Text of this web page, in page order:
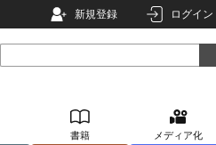
新規登録 ログイン
書籍 メディア化